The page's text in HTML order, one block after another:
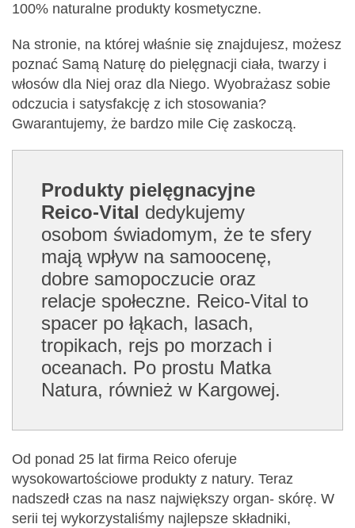
100% naturalne produkty kosmetyczne.
Na stronie, na której właśnie się znajdujesz, możesz
poznać Samą Naturę do pielęgnacji ciała, twarzy i
włosów dla Niej oraz dla Niego. Wyobrażasz sobie
odczucia i satysfakcję z ich stosowania?
Gwarantujemy, że bardzo mile Cię zaskoczą.
Produkty pielęgnacyjne
Reico-Vital dedykujemy
osobom świadomym, że te sfery
mają wpływ na samoocenę,
dobre samopoczucie oraz
relacje społeczne. Reico-Vital to
spacer po łąkach, lasach,
tropikach, rejs po morzach i
oceanach. Po prostu Matka
Natura, również w Kargowej.
Od ponad 25 lat firma Reico oferuje
wysokowartościowe produkty z natury. Teraz
nadszedł czas na nasz największy organ- skórę. W
serii tej wykorzystaliśmy najlepsze składniki,